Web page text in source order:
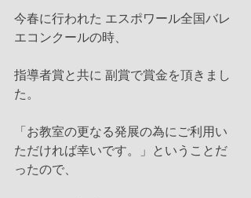
今春に行われた エスポワール全国バレ
エコンクールの時、
指導者賞と共に 副賞で賞金を頂きまし
た。
「お教室の更なる発展の為にご利用い
ただければ幸いです。」ということだ
ったので、